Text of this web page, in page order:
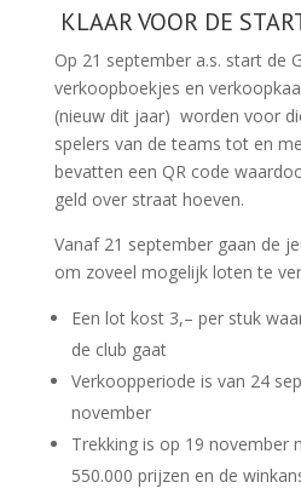
KLAAR VOOR DE
Op 21 september a.s. start de
verkoopboekjes en
(nieuw dit jaar) worden voor
spelers van de teams tot en
bevatten een QR code
geld over straat hoeven.
Vanaf 21 september gaan de
om zoveel mogelijk loten te
Een lot kost 3,– per stuk
de club gaat
Verkoopperiode is van 24
november
Trekking is op 19 november
550.000 prijzen en de